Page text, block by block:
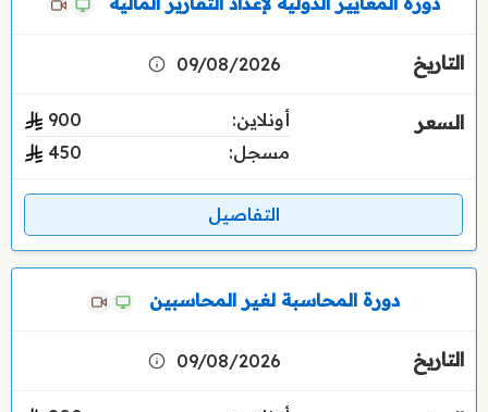
09/08/2026
أونلاين:
900
مسجل:
450
التفاصيل
دورة المحاسبة لغير المحاسبين
09/08/2026